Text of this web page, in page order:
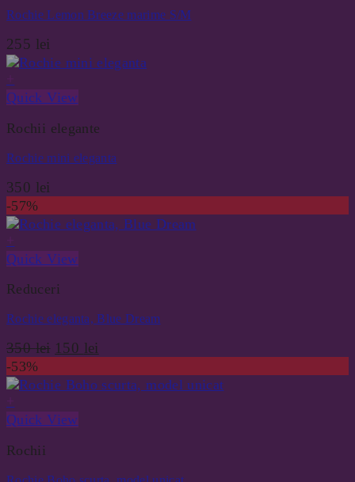
Rochie Lemon Breeze marime S/M
255 lei
Quick View
Rochii elegante
Rochie mini eleganta
350 lei
-57%
Quick View
Reduceri
Rochie eleganta, Blue Dream
350lei Prețul
a
350 lei.
150 lei
este:
-53%
Quick View
Rochii